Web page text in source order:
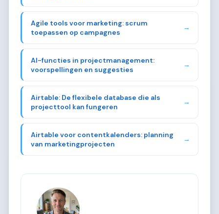
Agile tools voor marketing: scrum
toepassen op campagnes
→
AI-functies in projectmanagement:
voorspellingen en suggesties
→
Airtable: De flexibele database die als
projecttool kan fungeren
→
Airtable voor contentkalenders: planning
van marketingprojecten
→